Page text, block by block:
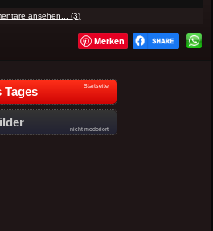
ansehen... (3)
Merken
Tages Startseite
nicht moderiert